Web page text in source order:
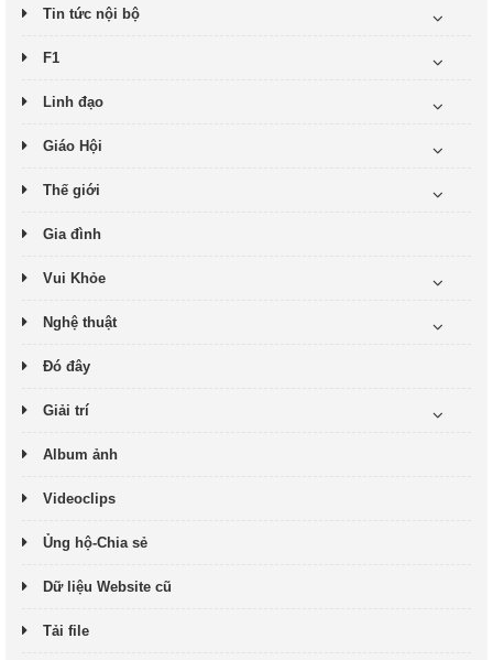
Tin tức nội bộ
F1
Linh đạo
Giáo Hội
Thế giới
Gia đình
Vui Khỏe
Nghệ thuật
Đó đây
Giải trí
Album ảnh
Videoclips
Ủng hộ-Chia sẻ
Dữ liệu Website cũ
Tải file